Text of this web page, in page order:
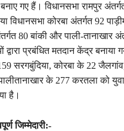
गए हैं। विधानसभा रामपुर
विधानसभा कोरबा अंतर्गत 92
80 बांकी और पाली-तानाखार
द्वारा प्रबंधित मतदान केंद्र
सरगबुंदिया, कोरबा के 22
के 277 करतला को
है।
जिम्मेदारी:-